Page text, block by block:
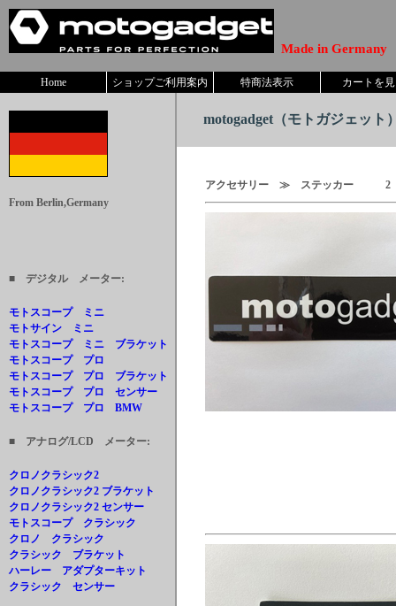
Made in Germany
Home ショップご利用案内 特商法表示 カートを
From Berlin,Germany
■ デジタル メーター:
モトスコープ ミニ
モトサイン ミニ
モトスコープ ミニ ブラケット
モトスコープ プロ
モトスコープ プロ ブラケット
モトスコープ プロ センサー
モトスコープ プロ BMW
■ アナログ/LCD メーター:
クロノクラシック2
クロノクラシック2 ブラケット
クロノクラシック2 センサー
モトスコープ クラシック
クロノ クラシック
クラシック ブラケット
ハーレー アダプターキット
クラシック センサー
motogadget （モトガジェッ
アクセサリー ≫ ステッカー 2